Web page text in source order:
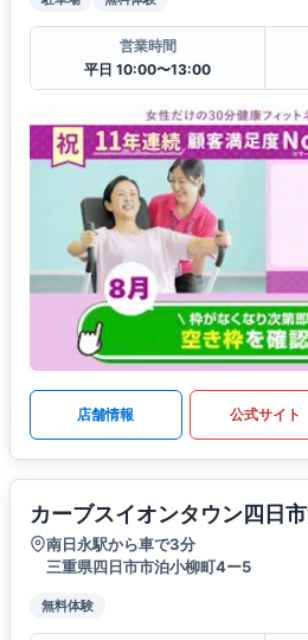
営業時間
平日 10:00〜13:00
店舗情報 公式サイト
カーブスイオンタウン四日
南日永駅から車で3分
三重県四日市市泊小柳町4ー5
無料体験